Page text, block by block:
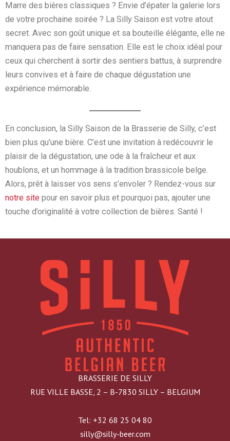
Marre des bières classiques ? Envie d’épater la galerie lors
de votre prochaine soirée ? La Silly Saison est votre atout
secret. Avec son goût unique et sa bouteille élégante, elle ne
manquera pas de faire sensation. Elle est le choix idéal pour
ceux qui cherchent à sortir des sentiers battus, à surprendre
leurs convives et à faire de chaque dégustation une
expérience mémorable.
En conclusion, la Silly Saison de la Brasserie de Silly, c’est
bien plus qu’une bière. C’est une invitation à redécouvrir le
plaisir de la dégustation, une ode à la fraîcheur et aux
houblons, et un hommage à la tradition brassicole belge.
Alors, prêt à laisser vos sens s’envoler ? Rendez-vous sur
notre site pour en savoir plus et pourquoi pas, ajouter une
touche d’originalité à votre collection de bières. Santé !
BRASSERIE DE SILLY
RUE VILLE BASSE, 2 – B-7830 SILLY – BELGIUM
Tel: +32 68 25 04 80
silly@silly-beer.com